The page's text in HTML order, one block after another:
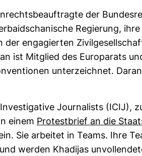
der
Regie­rung,
der enga­gierten
ist Mit­glied des Euro­pa­rats
unter­zeichnet.
Jour­na­lists (ICIJ),
einem Pro­test­brief an die
Sie arbeitet in Teams. Ihre
werden Kha­dijas